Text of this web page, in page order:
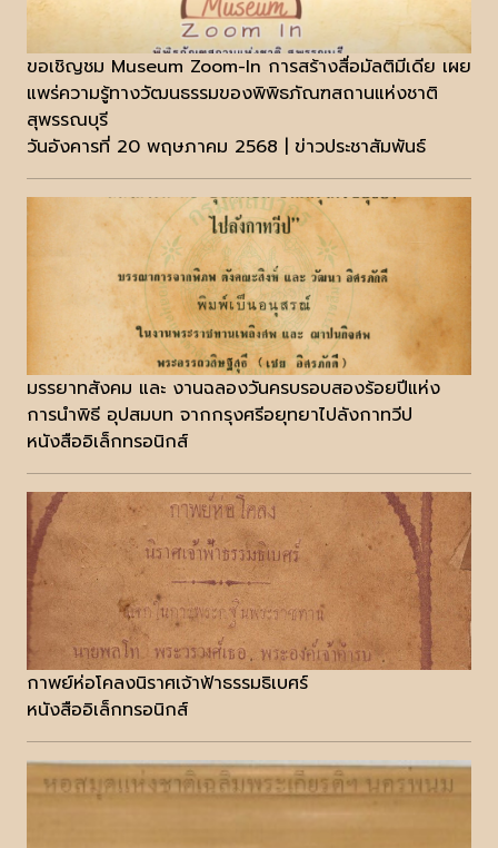
ขอเชิญชม Museum Zoom-In การสร้างสื่อมัลติมีเดีย เผย
แพร่ความรู้ทางวัฒนธรรมของพิพิธภัณฑสถานแห่งชาติ
สุพรรณบุรี
วันอังคารที่ 20 พฤษภาคม 2568 | ข่าวประชาสัมพันธ์
มรรยาทสังคม และ งานฉลองวันครบรอบสองร้อยปีแห่ง
การนำพิธี อุปสมบท จากกรุงศรีอยุทยาไปลังกาทวีป
หนังสืออิเล็กทรอนิกส์
กาพย์ห่อโคลงนิราศเจ้าฟ้าธรรมธิเบศร์
หนังสืออิเล็กทรอนิกส์